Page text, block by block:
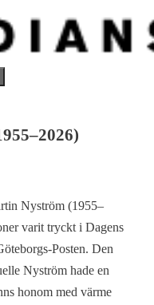
Nyström (1955–
varit tryckt i Dagens
Posten. Den
Nyström hade en
honom med värme